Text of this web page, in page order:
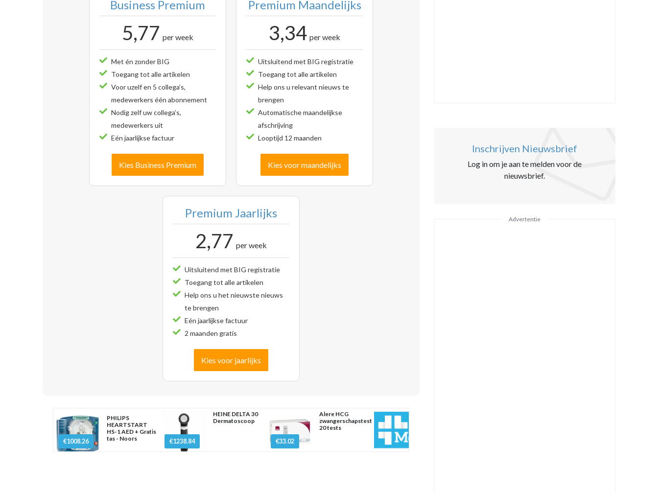
Business Premium
5,77 per week
Met én zonder BIG
Toegang tot alle artikelen
Voor uzelf en 5 collega’s,
medewerkers één abonnement
Nodig zelf uw collega’s,
medewerkers uit
Eén jaarlijkse factuur
Kies Business Premium
Premium Maandelijks
3,34 per week
Uitsluitend met BIG registratie
Toegang tot alle artikelen
Help ons u relevant nieuws te
brengen
Automatische maandelijkse
afschrijving
Looptijd 12 maanden
Kies voor maandelijks
Premium Jaarlijks
2,77 per week
Uitsluitend met BIG registratie
Toegang tot alle artikelen
Help ons u het nieuwste nieuws
te brengen
Eén jaarlijkse factuur
2 maanden gratis
Kies voor jaarlijks
€1008.26
PHILIPS
HEARTSTART
HS-1 AED + Gratis
tas - Noors
€1238.84
HEINE DELTA 30
Dermatoscoop
€33.02
Alere HCG
zwangerschapstest
20 tests
Inschrijven Nieuwsbrief
Log in om je aan te melden voor de
nieuwsbrief.
Advertentie